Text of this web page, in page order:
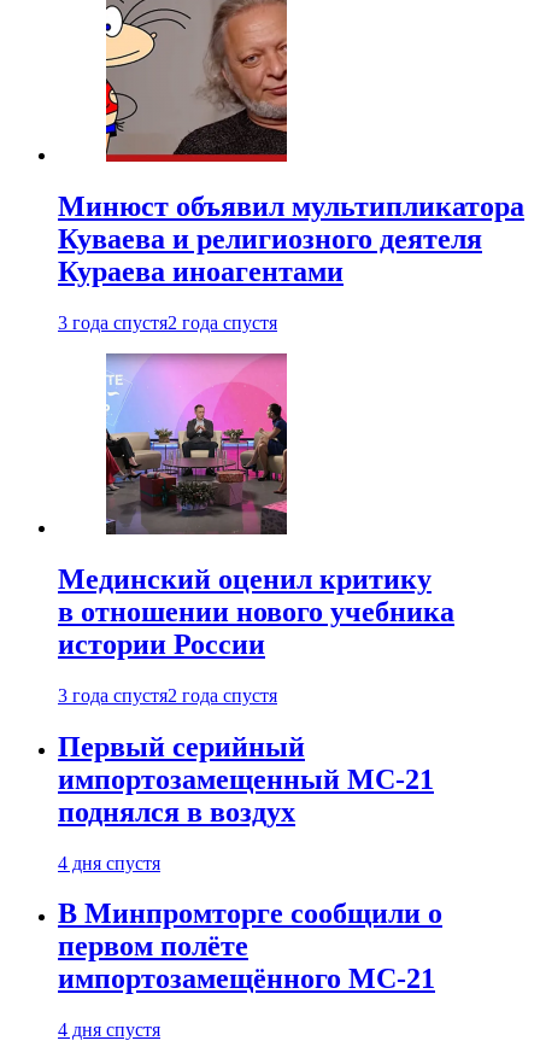
Минюст объявил мультипликатора
Куваева и религиозного деятеля
Кураева иноагентами
3 года спустя2 года спустя
Мединский оценил критику
в отношении нового учебника
истории России
3 года спустя2 года спустя
Первый серийный
импортозамещенный МС-21
поднялся в воздух
4 дня спустя
В Минпромторге сообщили о
первом полёте
импортозамещённого МС-21
4 дня спустя